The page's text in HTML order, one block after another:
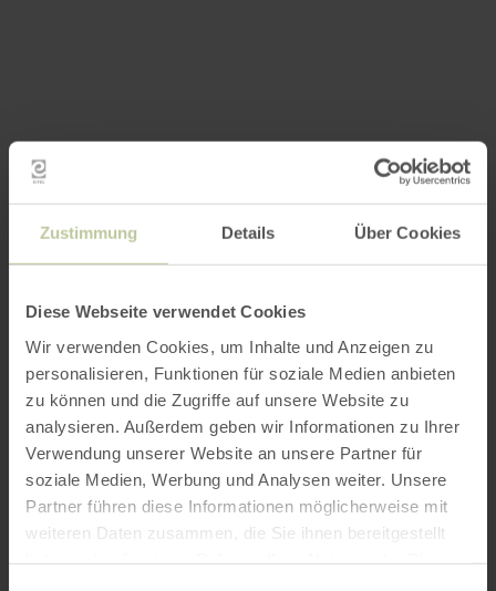
Zustimmung Details Über Cookies
Diese Webseite verwendet Cookies
Wir verwenden Cookies, um Inhalte und Anzeigen zu
personalisieren, Funktionen für soziale Medien anbieten
zu können und die Zugriffe auf unsere Website zu
analysieren. Außerdem geben wir Informationen zu Ihrer
Verwendung unserer Website an unsere Partner für
soziale Medien, Werbung und Analysen weiter. Unsere
Partner führen diese Informationen möglicherweise mit
weiteren Daten zusammen, die Sie ihnen bereitgestellt